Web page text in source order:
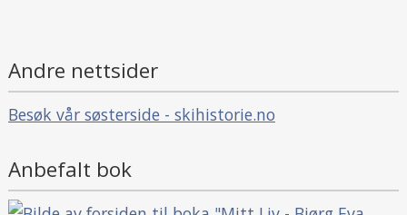
Andre nettsider
Besøk vår søsterside - skihistorie.no
Anbefalt bok